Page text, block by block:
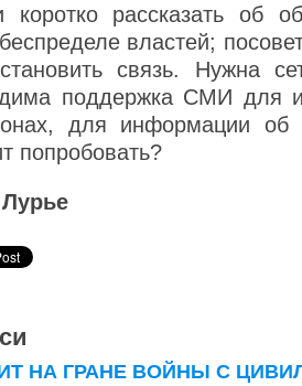
рассказать об
властей;
связь. Нужна
поддержка СМИ для
для информации об
попробовать?
НА ГРАНЕ ВОЙНЫ С